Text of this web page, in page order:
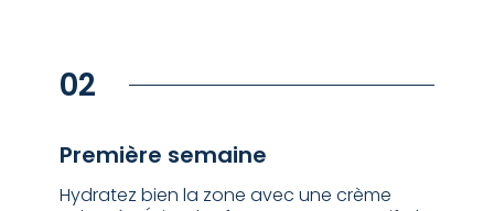
02
⁠Première semaine
Hydratez bien la zone avec une crème